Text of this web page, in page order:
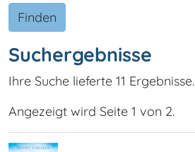
Finden
Suchergebnisse
Ihre Suche lieferte 11 Ergebnisse.
Angezeigt wird Seite 1 von 2.